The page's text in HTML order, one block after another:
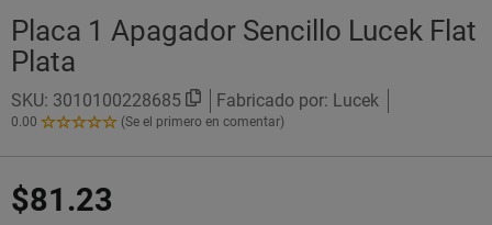
Placa 1 Apagador Sencillo Lucek Flat
Plata
SKU: 3010100228685 Fabricado por: Lucek
0.00
0.00
Estrellas!
(Se el primero en comentar)
$81.23